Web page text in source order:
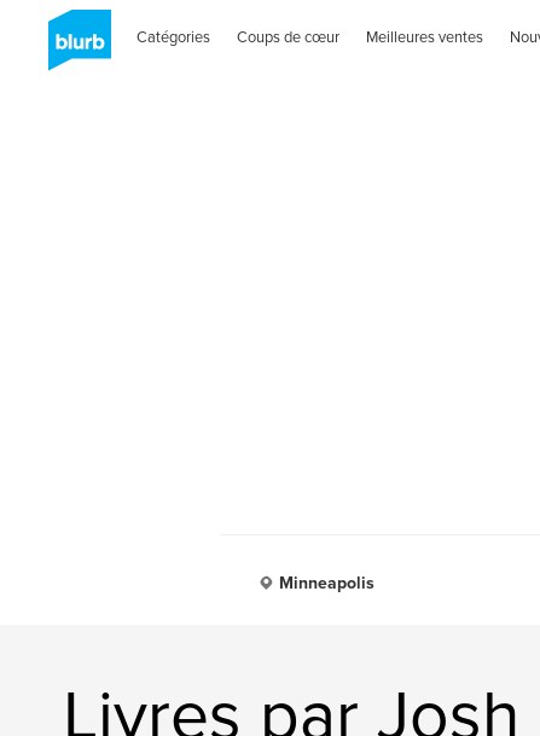
Catégories Coups de cœur Meilleures ventes
Minneapolis
Livres par